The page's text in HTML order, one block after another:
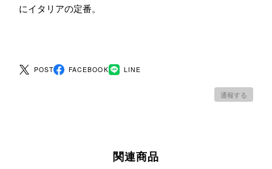
にイタリアの定番。
POST FACEBOOK LINE
通報する
関連商品